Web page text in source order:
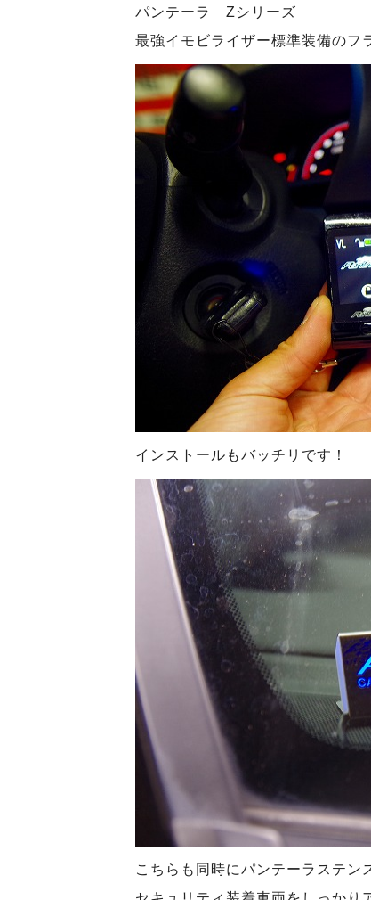
パンテーラ Zシリーズ
最強イモビライザー標準装備のフ
インストールもバッチリです！
こちらも同時にパンテーラステン